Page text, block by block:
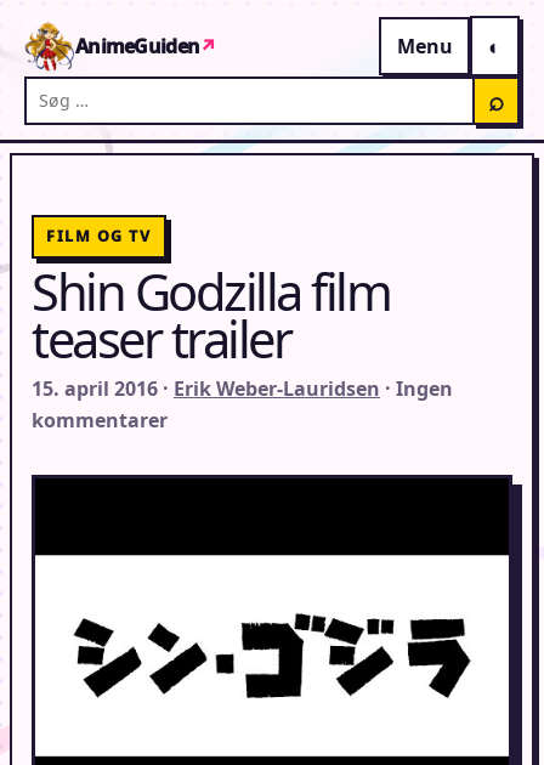
AnimeGuiden↗
Menu
Søg på AnimeGuiden
⌕
FILM OG TV
Shin Godzilla film
teaser trailer
15. april 2016 · Erik Weber-Lauridsen · Ingen
kommentarer